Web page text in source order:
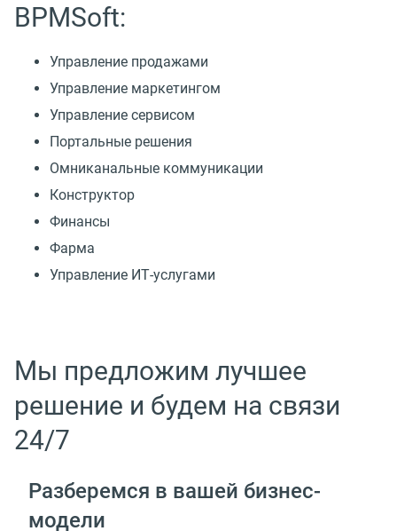
BPMSoft:
Управление продажами
Управление маркетингом
Управление сервисом
Портальные решения
Омниканальные коммуникации
Конструктор
Финансы
Фарма
Управление ИТ-услугами
Мы предложим лучшее
решение и будем на связи
24/7
Разберемся в вашей бизнес-
модели